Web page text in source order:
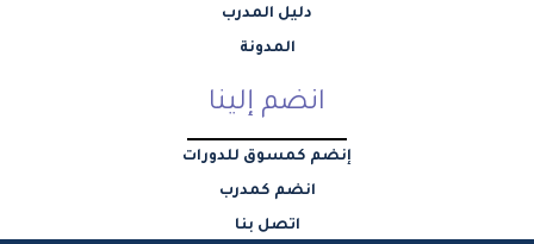
دليل المدرب
المدونة
انضم إلينا
إنضم كمسوق للدورات
انضم كمدرب
اتصل بنا